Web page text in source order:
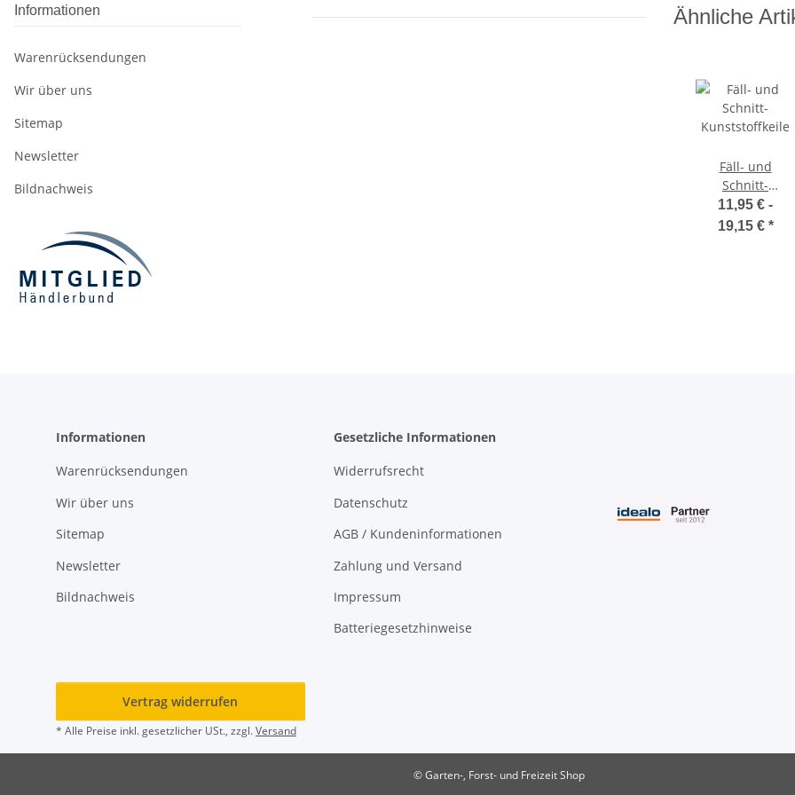
Ähnliche
Fäll- und
Schnitt-
Kunststoffkeile
11,95 € -
19,15 € *
Informationen
Warenrücksendungen
Wir über uns
Sitemap
Newsletter
Bildnachweis
Informationen
Warenrücksendungen
Wir über uns
Sitemap
Newsletter
Bildnachweis
Gesetzliche Informationen
Widerrufsrecht
Datenschutz
AGB / Kundeninformationen
Zahlung und Versand
Impressum
Batteriegesetzhinweise
Vertrag widerrufen
* Alle Preise inkl. gesetzlicher USt., zzgl.Versand
© Garten-, Forst- und Freizeit Shop